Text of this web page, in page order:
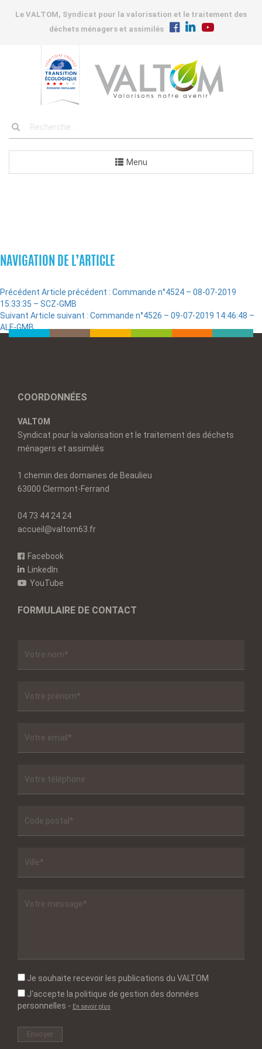
Le VALTOM, Syndicat pour la valorisation et le traitement des
déchets ménagers et assimilés
Menu
NAVIGATION DE L’ARTICLE
Précédent Article précédent : Commande n°4524 – 08-07-2019
15:33:35 – SCZ-GMB
Suivant Article suivant : Commande n°4526 – 09-07-2019 14:46:48 –
ALF-GMB
COORDONNÉES
VALTOM
Syndicat pour la valorisation et le traitement des déchets
ménagers et assimilés
1 chemin des domaines de Beaulieu
63000 Clermont-Ferrand
04 73 44 24 24
accueil@valtom63.fr
Facebook
LinkedIn
YouTube
FORMULAIRE DE CONTACT
Je souhaite recevoir les publications du VALTOM
J'accepte la politique de gestion des données
personnelles - En savoir plus